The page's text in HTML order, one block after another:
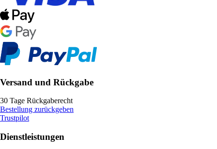
Versand und Rückgabe
30 Tage Rückgaberecht
Bestellung zurückgeben
Trustpilot
Dienstleistungen